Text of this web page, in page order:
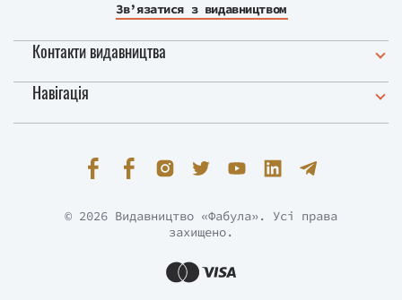
Зв’язатися з видавництвом
Контакти видавництва
Навігація
© 2026 Видавництво «Фабула». Усі права
захищено.